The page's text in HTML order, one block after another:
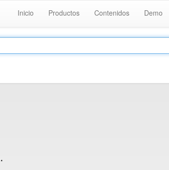
Inicio Productos Contenidos Demo